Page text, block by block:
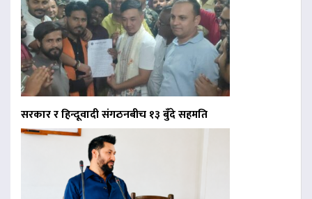
सरकार र हिन्दूवादी संगठनबीच १३ बुँदे सहमति